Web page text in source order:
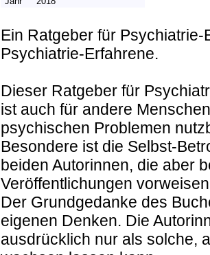
Ein Ratgeber für Psychiatrie-
Psychiatrie-Erfahrene.
Dieser Ratgeber für
ist auch für andere
psychischen Problemen
Besondere ist die Selbst-
beiden Autorinnen, die aber
Veröffentlichungen
Der Grundgedanke des
eigenen Denken. Die
ausdrücklich nur als solche,